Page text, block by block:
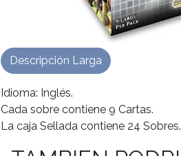
Idioma: Inglés.
Cada sobre contiene 9 Cartas.
La caja Sellada contiene 24 Sobres.
Descripción Larga